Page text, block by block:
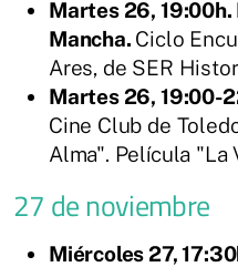
Martes 26,
Mancha. Ciclo
Ares, de SER
Martes 26, 19:00-
Cine Club de
Alma". Película "La
27 de noviembre
Miércoles 27,